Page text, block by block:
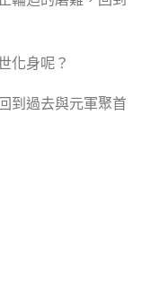
化身呢？
到過去與元軍聚首